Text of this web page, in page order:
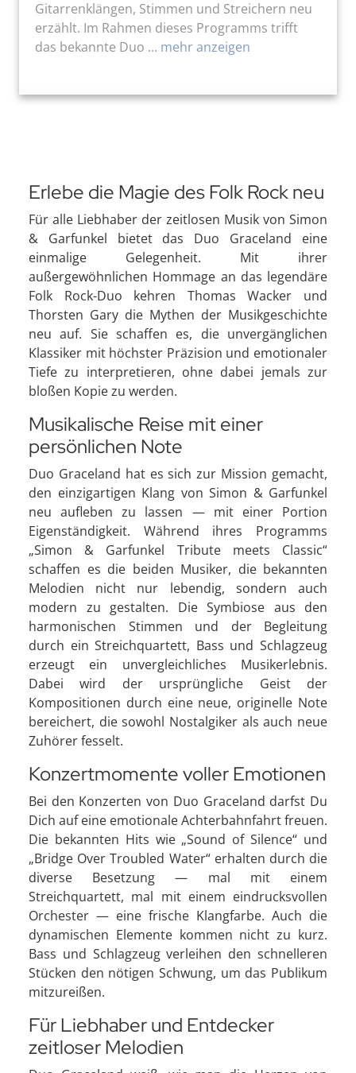
Gitarrenklängen, Stimmen und Streichern neu
erzählt. Im Rahmen dieses Programms trifft
das bekannte Duo ... mehr anzeigen
Erlebe die Magie des Folk Rock neu
Für alle Liebhaber der zeitlosen Musik von Simon
& Garfunkel bietet das Duo Graceland eine
einmalige Gelegenheit. Mit ihrer
außergewöhnlichen Hommage an das legendäre
Folk Rock-Duo kehren Thomas Wacker und
Thorsten Gary die Mythen der Musikgeschichte
neu auf. Sie schaffen es, die unvergänglichen
Klassiker mit höchster Präzision und emotionaler
Tiefe zu interpretieren, ohne dabei jemals zur
bloßen Kopie zu werden.
Musikalische Reise mit einer
persönlichen Note
Duo Graceland hat es sich zur Mission gemacht,
den einzigartigen Klang von Simon & Garfunkel
neu aufleben zu lassen — mit einer Portion
Eigenständigkeit. Während ihres Programms
„Simon & Garfunkel Tribute meets Classic“
schaffen es die beiden Musiker, die bekannten
Melodien nicht nur lebendig, sondern auch
modern zu gestalten. Die Symbiose aus den
harmonischen Stimmen und der Begleitung
durch ein Streichquartett, Bass und Schlagzeug
erzeugt ein unvergleichliches Musikerlebnis.
Dabei wird der ursprüngliche Geist der
Kompositionen durch eine neue, originelle Note
bereichert, die sowohl Nostalgiker als auch neue
Zuhörer fesselt.
Konzertmomente voller Emotionen
Bei den Konzerten von Duo Graceland darfst Du
Dich auf eine emotionale Achterbahnfahrt freuen.
Die bekannten Hits wie „Sound of Silence“ und
„Bridge Over Troubled Water“ erhalten durch die
diverse Besetzung — mal mit einem
Streichquartett, mal mit einem eindrucksvollen
Orchester — eine frische Klangfarbe. Auch die
dynamischen Elemente kommen nicht zu kurz.
Bass und Schlagzeug verleihen den schnelleren
Stücken den nötigen Schwung, um das Publikum
mitzureißen.
Für Liebhaber und Entdecker
zeitloser Melodien